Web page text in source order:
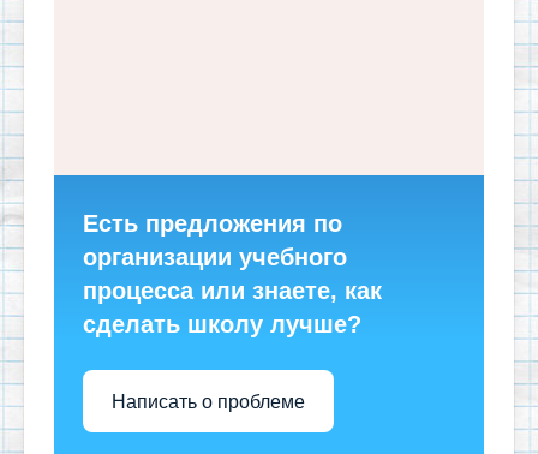
Есть предложения по
организации учебного
процесса или знаете, как
сделать школу лучше?
Написать о проблеме